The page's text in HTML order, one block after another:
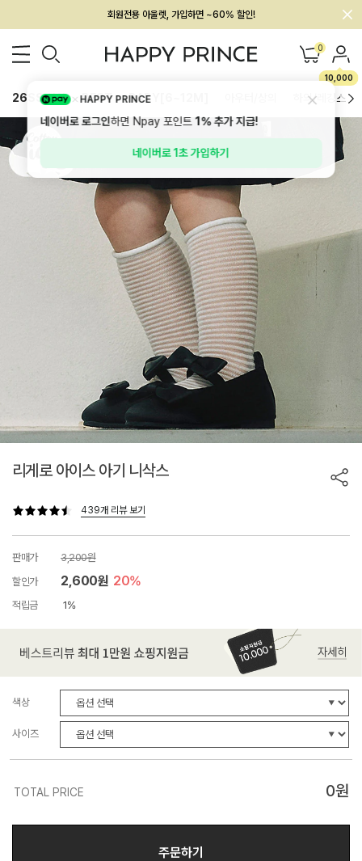
회원전용 아울렛, 가입하면 ~60% 할인!
멤버십 최대 28,000원 혜택 0
10,000
26SS 신상 BEST BABY[6~12M] 하의/레깅스
리게로 아이스 아기 니삭스
439개 리뷰 보기
판매가
3,200원
할인가
2,600원 20%
적립금 1%
색상
사이즈
TOTAL PRICE 0원
주문하기
HAPPY PRINCE
네이버로 로그인하면 Npay 포인트1%추가 지급!
네이버로 1초 가입하기